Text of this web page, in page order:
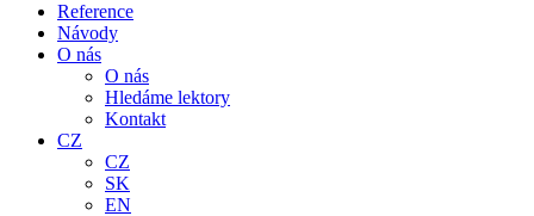
Reference
Návody
O nás
O nás
Hledáme lektory
Kontakt
CZ
CZ
SK
EN